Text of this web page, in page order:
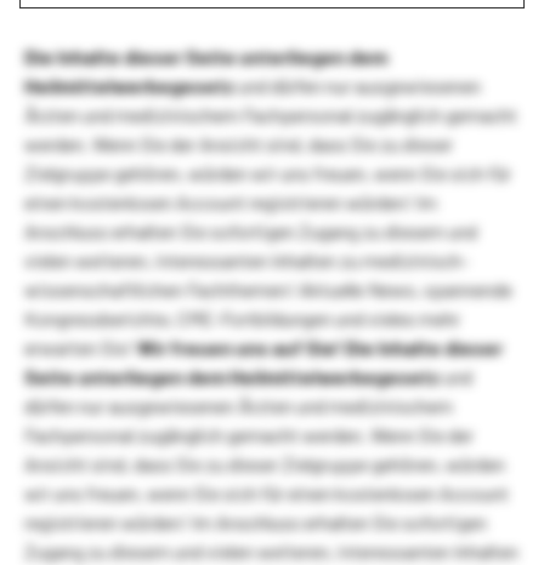
Die Inhalte dieser Seite unterliegen dem
Heilmittelwerbegesetzund dürfen nur ausgewiesenen
Ärzten und medizinischem Fachpersonal zugänglich gemacht
werden. Wenn Sie der Ansicht sind, dass Sie zu dieser
Zielgruppe gehören, würden wir uns freuen, wenn Sie sich für
einen kostenlosen Account registrieren würden! Im
Anschluss erhalten Sie sofortigen Zugang zu diesem und
vielen weiteren, interessanten Inhalten zu medizinisch-
wissenschaftlichen Fachthemen! Aktuelle News, spannende
Kongressberichte, CME-Fortbildungen und vieles mehr
erwarten Sie!Wir freuen uns auf Sie!Die Inhalte dieser
Seite unterliegen dem Heilmittelwerbegesetzund
dürfen nur ausgewiesenen Ärzten und medizinischem
Fachpersonal zugänglich gemacht werden. Wenn Sie der
Ansicht sind, dass Sie zu dieser Zielgruppe gehören, würden
wir uns freuen, wenn Sie sich für einen kostenlosen Account
registrieren würden! Im Anschluss erhalten Sie sofortigen
Zugang zu diesem und vielen weiteren, interessanten Inhalten